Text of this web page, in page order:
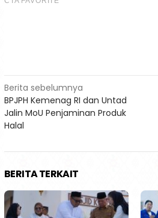
Navigasi
pos
Berita sebelumnya
BPJPH Kemenag RI dan Untad
Jalin MoU Penjaminan Produk
Halal
BERITA TERKAIT